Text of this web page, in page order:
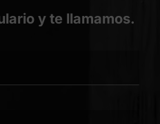
y te llamamos.